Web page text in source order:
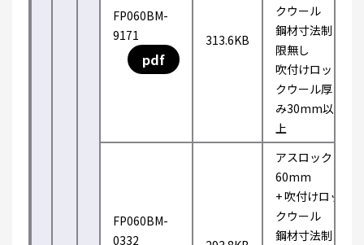
FP060BM-
9171
pdf
313.6KB
クウール
鋼材寸法制
限無し
吹付けロッ
クウール厚
み30mm以
上
FP060BM-
0332
アスロック
60mm
+ 吹付けロッ
クウール
鋼材寸法制